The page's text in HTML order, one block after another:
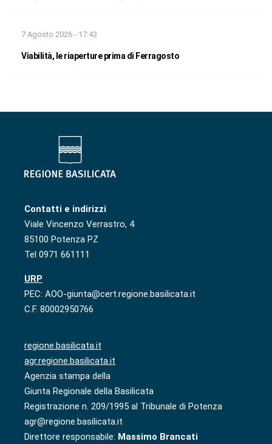
7 Agosto 2026 - 17:43
Viabilità, le riaperture prima di Ferragosto
Contatti e indirizzi
Viale Vincenzo Verrastro, 4
85100 Potenza PZ
Tel 0971 661111
URP
PEC: AOO-giunta@cert.regione.basilicata.it
C.F. 80002950766
regione.basilicata.it
agr.regione.basilicata.it
Agenzia stampa della
Giunta Regionale della Basilicata
Registrazione n. 209/1995 al Tribunale di Potenza
agr@regione.basilicata.it
Direttore responsabile: Massimo Brancati